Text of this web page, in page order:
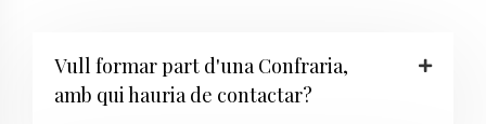
Vull formar part d'una Confraria,
amb qui hauria de contactar?